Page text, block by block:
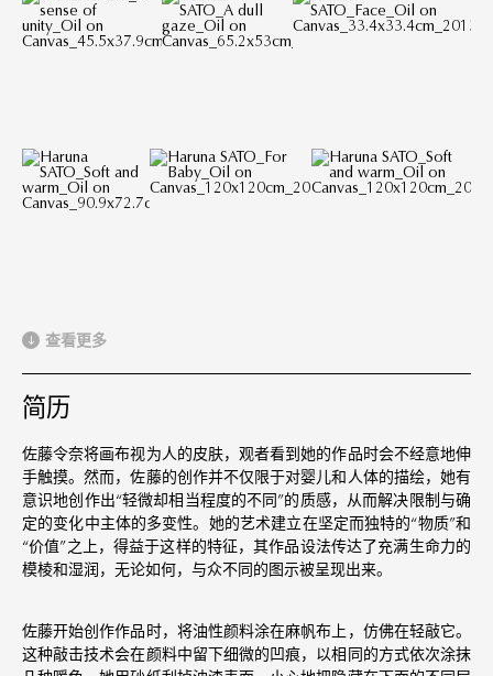
查看更多
简历
佐藤令奈将画布视为人的皮肤，观者看到她的作品时会不经意地伸
手触摸。然而，佐藤的创作并不仅限于对婴儿和人体的描绘，她有
意识地创作出“轻微却相当程度的不同”的质感，从而解决限制与确
定的变化中主体的多变性。她的艺​​术建立在坚定而独特的“物质”和
“价值”之上，得益于这样的特征，其作品设法传达了充满生命力的
模棱和湿润，无论如何，与众不同的图示被呈现出来。
佐藤开始创作作品时，将油性颜料涂在麻帆布上，仿佛在轻敲它。
这种敲击技术会在颜料中留下细微的凹痕，以相同的方式依次涂抹